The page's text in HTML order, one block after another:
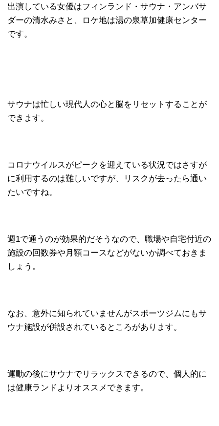
出演している女優はフィンランド・サウナ・アンバサ
ダーの清水みさと、ロケ地は湯の泉草加健康センター
です。
サウナは忙しい現代人の心と脳をリセットすることが
できます。
コロナウイルスがピークを迎えている状況ではさすが
に利用するのは難しいですが、リスクが去ったら通い
たいですね。
週1で通うのが効果的だそうなので、職場や自宅付近の
施設の回数券や月額コースなどがないか調べておきま
しょう。
なお、意外に知られていませんがスポーツジムにもサ
ウナ施設が併設されているところがあります。
運動の後にサウナでリラックスできるので、個人的に
は健康ランドよりオススメできます。